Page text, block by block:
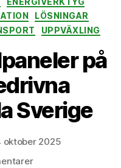
LÖSNINGAR
UPPVÄXLING
på
Sverige
oktober 2025
till